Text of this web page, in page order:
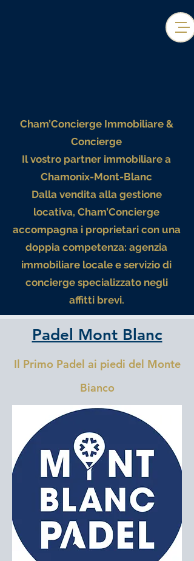
Cham’Concierge Immobiliare &
Concierge
Il vostro partner immobiliare a
Chamonix-Mont-Blanc
Dalla vendita alla gestione
locativa, Cham’Concierge
accompagna i proprietari con una
doppia competenza: agenzia
immobiliare locale e servizio di
concierge specializzato negli
affitti brevi.
Padel Mont Blanc
Il Primo Padel ai piedi del Monte
Bianco